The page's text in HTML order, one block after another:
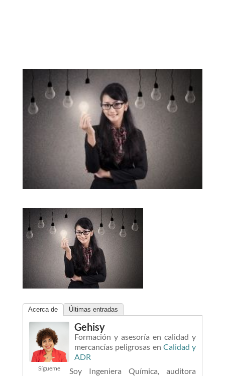
Acerca de Últimas entradas
Sígueme
Gehisy
Formación y asesoría en calidad y
mercancías peligrosas en Calidad y
ADR
Soy Ingeniera Química, auditora